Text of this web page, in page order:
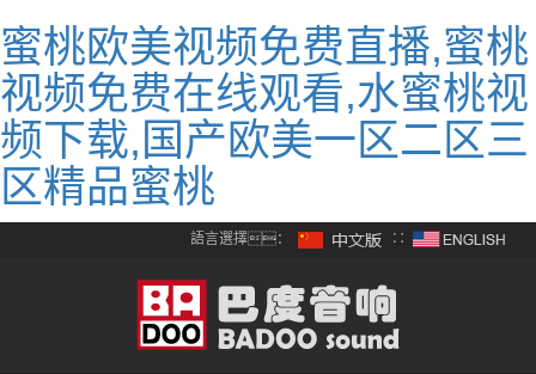
蜜桃欧美视频免费直播,蜜桃
视频免费在线观看,水蜜桃视
频下载,国产欧美一区二区三
区精品蜜桃
語言選擇： ∷